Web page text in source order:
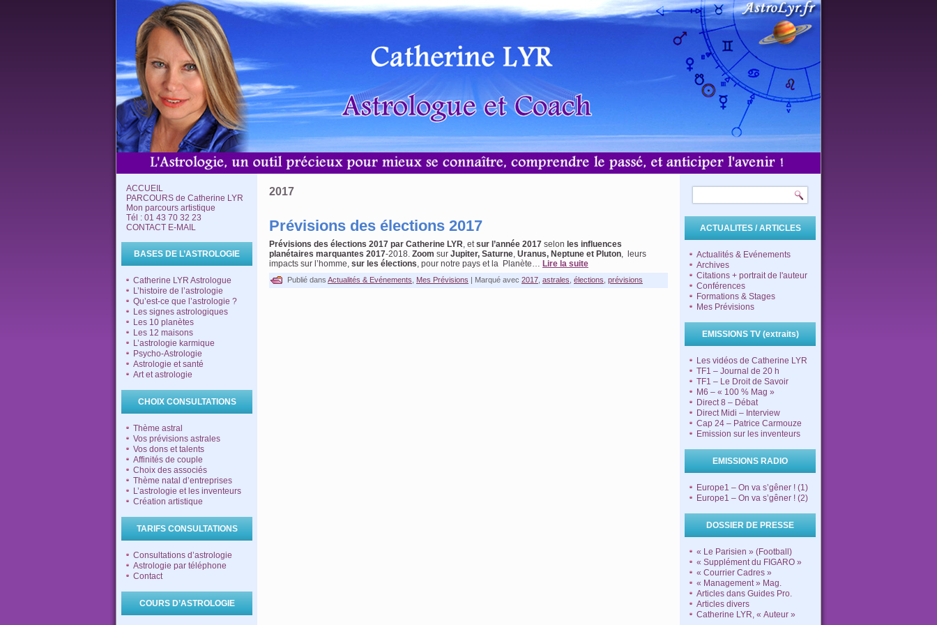
ACCUEIL
PARCOURS de Catherine LYR
Mon parcours artistique
Tél : 01 43 70 32 23
CONTACT E-MAIL
BASES DE L’ASTROLOGIE
Catherine LYR Astrologue
L’histoire de l’astrologie
Qu’est-ce que l’astrologie ?
Les signes astrologiques
Les 10 planètes
Les 12 maisons
L’astrologie karmique
Psycho-Astrologie
Astrologie et santé
Art et astrologie
CHOIX CONSULTATIONS
Thème astral
Vos prévisions astrales
Vos dons et talents
Affinités de couple
Choix des associés
Thème natal d’entreprises
L’astrologie et les inventeurs
Création artistique
TARIFS CONSULTATIONS
Consultations d’astrologie
Astrologie par téléphone
Contact
COURS D’ASTROLOGIE
2017
Prévisions des élections 2017
Prévisions des élections 2017 par Catherine LYR, etsur l’année 2017 selon les influences
planétaires marquantes 2017-2018. Zoom sur Jupiter, Saturne, Uranus, Neptune et Pluton, leurs
impacts sur l’homme, sur les élections, pour notre pays et la Planète… Lire la suite
Publié dans Actualités & Evénements Mes Prévisions | Marqué avec 2017 astrales élections prévisions
ACTUALITES / ARTICLES
Actualités & Evénements
Archives
Citations + portrait de l'auteur
Conférences
Formations & Stages
Mes Prévisions
EMISSIONS TV (extraits)
Les vidéos de Catherine LYR
TF1 – Journal de 20 h
TF1 – Le Droit de Savoir
M6 – « 100 % Mag »
Direct 8 – Débat
Direct Midi – Interview
Cap 24 – Patrice Carmouze
Emission sur les inventeurs
EMISSIONS RADIO
Europe1 – On va s’gêner ! (1)
Europe1 – On va s’gêner ! (2)
DOSSIER DE PRESSE
« Le Parisien » (Football)
« Supplément du FIGARO »
« Courrier Cadres »
« Management » Mag.
Articles dans Guides Pro.
Articles divers
Catherine LYR, « Auteur »